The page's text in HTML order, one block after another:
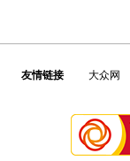
友情链接 大众网